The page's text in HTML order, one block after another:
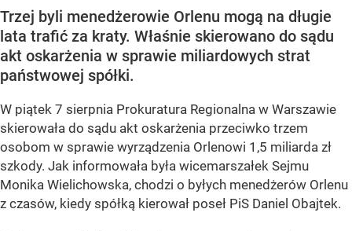
Trzej byli menedżerowie Orlenu mogą na długie
lata trafić za kraty. Właśnie skierowano do sądu
akt oskarżenia w sprawie miliardowych strat
państwowej spółki.
W piątek 7 sierpnia Prokuratura Regionalna w Warszawie
skierowała do sądu akt oskarżenia przeciwko trzem
osobom w sprawie wyrządzenia Orlenowi 1,5 miliarda zł
szkody. Jak informowała była wicemarszałek Sejmu
Monika Wielichowska, chodzi o byłych menedżerów Orlenu
z czasów, kiedy spółką kierował poseł PiS Daniel Obajtek.